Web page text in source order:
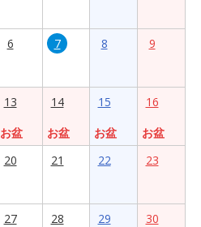
6 7 8 9
13
お盆
14
お盆
15
お盆
16
お盆
20 21 22 23
27 28 29 30